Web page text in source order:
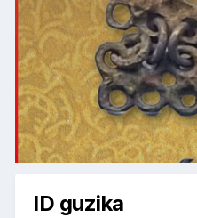
ID guzika